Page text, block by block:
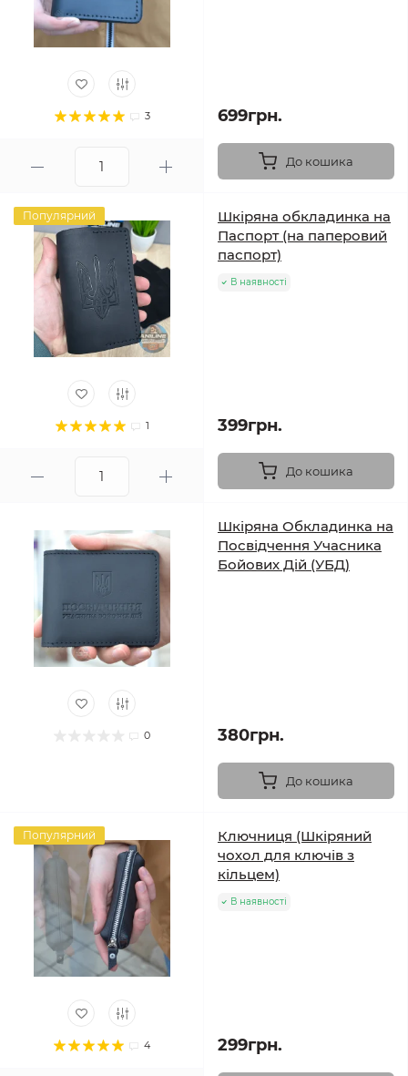
3 699грн.
До кошика
Популярний
1
Шкіряна обкладинка на
Паспорт (на паперовий
паспорт)
В наявності
399грн.
До кошика
0
Шкіряна Обкладинка на
Посвідчення Учасника
Бойових Дій (УБД)
380грн.
До кошика
Популярний
4
Ключниця (Шкіряний
чохол для ключів з
кільцем)
В наявності
299грн.